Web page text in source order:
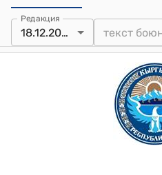
Редакция
18.12.2014